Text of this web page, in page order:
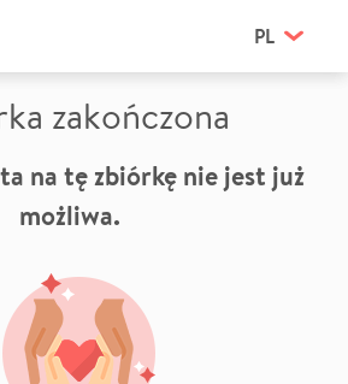
PL
zakończona
na tę zbiórkę nie jest już
możliwa.